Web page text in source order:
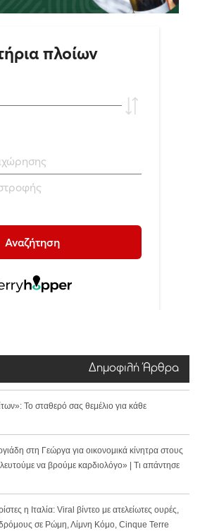
Δημοφιλή Άρθρα
Το σταθερό σας θεμέλιο για κάθε
στη Γεώργα για οικονομικά κίνητρα στους
να βρούμε καρδιολόγο» | Τι απάντησε
η Ιταλία: Viral βίντεο με ατελείωτες ουρές,
σε Ρώμη, Λίμνη Κόμο, Cinque Terre